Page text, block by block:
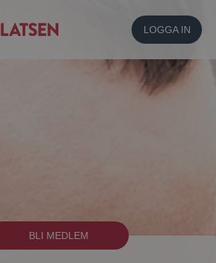
LOGGA IN
BLI MEDLEM